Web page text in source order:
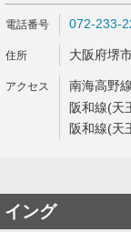
072-233-
大阪府堺
南海高野
阪和線(天
阪和線(天
イング